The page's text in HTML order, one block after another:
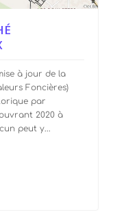
à jour de la
Foncières)
par
2020 à
peut y...